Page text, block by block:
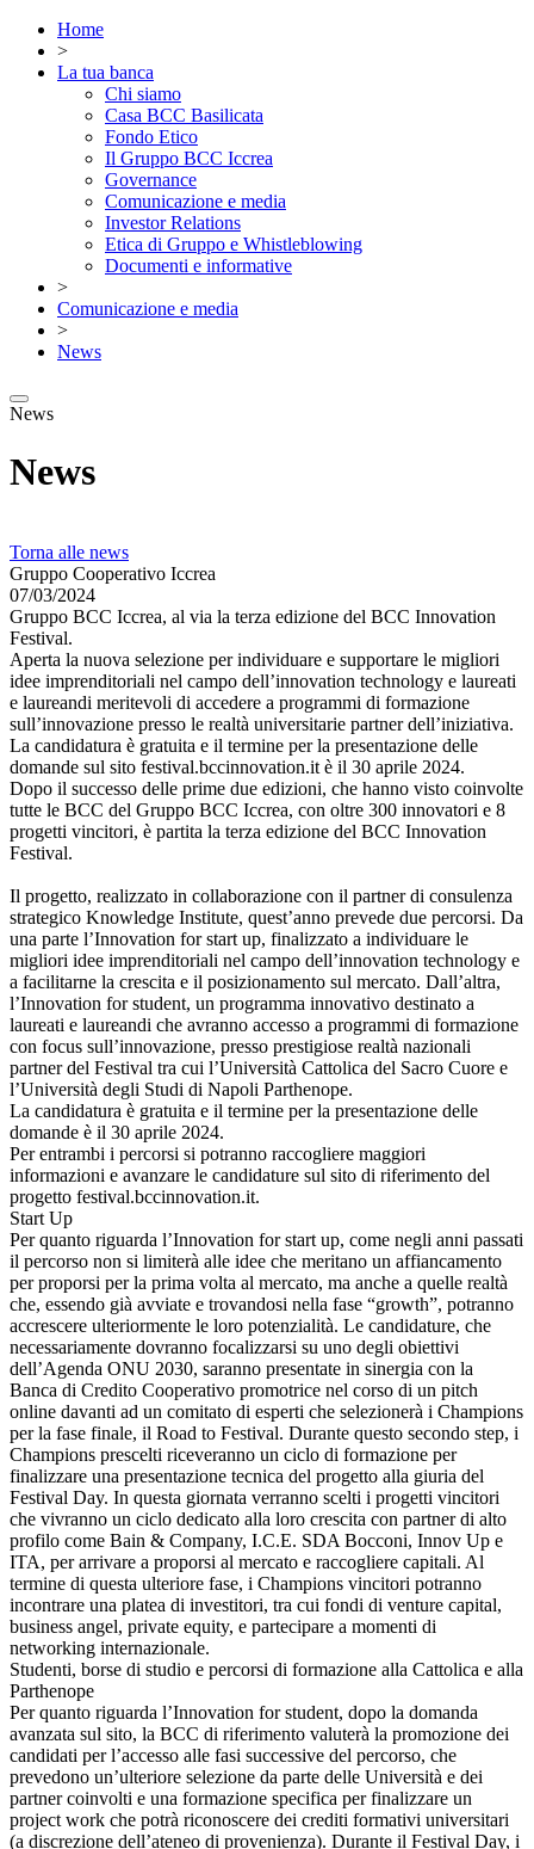
Home
>
La tua banca
Chi siamo
Casa BCC Basilicata
Fondo Etico
Il Gruppo BCC Iccrea
Governance
Comunicazione e media
Investor Relations
Etica di Gruppo e Whistleblowing
Documenti e informative
>
Comunicazione e media
>
News
News
News
Torna alle news
Gruppo Cooperativo Iccrea
07/03/2024
Gruppo BCC Iccrea, al via la terza edizione del BCC Innovation
Festival.
Aperta la nuova selezione per individuare e supportare le migliori
idee imprenditoriali nel campo dell’innovation technology e laureati
e laureandi meritevoli di accedere a programmi di formazione
sull’innovazione presso le realtà universitarie partner dell’iniziativa.
La candidatura è gratuita e il termine per la presentazione delle
domande sul sito festival.bccinnovation.it è il 30 aprile 2024.
Dopo il successo delle prime due edizioni, che hanno visto coinvolte
tutte le BCC del Gruppo BCC Iccrea, con oltre 300 innovatori e 8
progetti vincitori, è partita la terza edizione del BCC Innovation
Festival.
Il progetto, realizzato in collaborazione con il partner di consulenza
strategico Knowledge Institute, quest’anno prevede due percorsi. Da
una parte l’Innovation for start up, finalizzato a individuare le
migliori idee imprenditoriali nel campo dell’innovation technology e
a facilitarne la crescita e il posizionamento sul mercato. Dall’altra,
l’Innovation for student, un programma innovativo destinato a
laureati e laureandi che avranno accesso a programmi di formazione
con focus sull’innovazione, presso prestigiose realtà nazionali
partner del Festival tra cui l’Università Cattolica del Sacro Cuore e
l’Università degli Studi di Napoli Parthenope.
La candidatura è gratuita e il termine per la presentazione delle
domande è il 30 aprile 2024.
Per entrambi i percorsi si potranno raccogliere maggiori
informazioni e avanzare le candidature sul sito di riferimento del
progetto festival.bccinnovation.it.
Start Up
Per quanto riguarda l’Innovation for start up, come negli anni passati
il percorso non si limiterà alle idee che meritano un affiancamento
per proporsi per la prima volta al mercato, ma anche a quelle realtà
che, essendo già avviate e trovandosi nella fase “growth”, potranno
accrescere ulteriormente le loro potenzialità. Le candidature, che
necessariamente dovranno focalizzarsi su uno degli obiettivi
dell’Agenda ONU 2030, saranno presentate in sinergia con la
Banca di Credito Cooperativo promotrice nel corso di un pitch
online davanti ad un comitato di esperti che selezionerà i Champions
per la fase finale, il Road to Festival. Durante questo secondo step, i
Champions prescelti riceveranno un ciclo di formazione per
finalizzare una presentazione tecnica del progetto alla giuria del
Festival Day. In questa giornata verranno scelti i progetti vincitori
che vivranno un ciclo dedicato alla loro crescita con partner di alto
profilo come Bain & Company, I.C.E. SDA Bocconi, Innov Up e
ITA, per arrivare a proporsi al mercato e raccogliere capitali. Al
termine di questa ulteriore fase, i Champions vincitori potranno
incontrare una platea di investitori, tra cui fondi di venture capital,
business angel, private equity, e partecipare a momenti di
networking internazionale.
Studenti, borse di studio e percorsi di formazione alla Cattolica e alla
Parthenope
Per quanto riguarda l’Innovation for student, dopo la domanda
avanzata sul sito, la BCC di riferimento valuterà la promozione dei
candidati per l’accesso alle fasi successive del percorso, che
prevedono un’ulteriore selezione da parte delle Università e dei
partner coinvolti e una formazione specifica per finalizzare un
project work che potrà riconoscere dei crediti formativi universitari
(a discrezione dell’ateneo di provenienza). Durante il Festival Day, i